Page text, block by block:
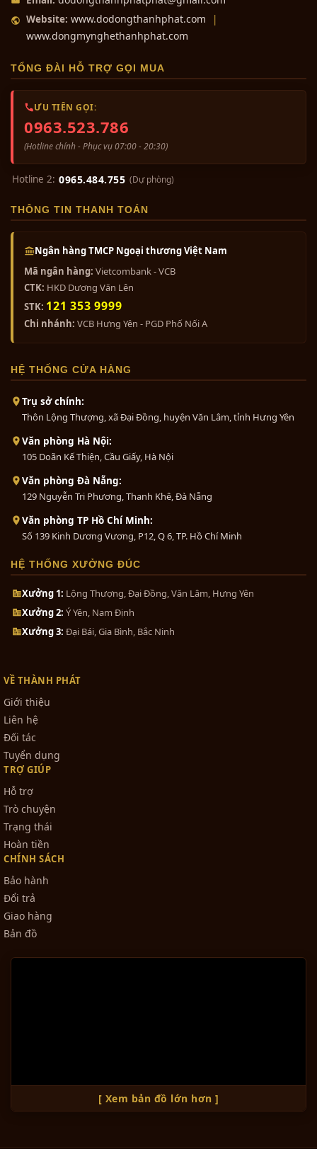
Website: www.dodongthanhphat.com |
www.dongmynghethanhphat.com
TỔNG ĐÀI HỖ TRỢ GỌI MUA
ƯU TIÊN GỌI:
0963.523.786
(Hotline chính - Phục vụ 07:00 - 20:30)
Hotline 2: 0965.484.755 (Dự phòng)
THÔNG TIN THANH TOÁN
Ngân hàng TMCP Ngoại thương Việt Nam
Mã ngân hàng: Vietcombank - VCB
CTK: HKD Dương Văn Lên
STK: 121 353 9999
Chi nhánh: VCB Hưng Yên - PGD Phố Nối A
HỆ THỐNG CỬA HÀNG
Trụ sở chính:
Thôn Lộng Thượng, xã Đại Đồng, huyện Văn Lâm, tỉnh Hưng Yên
Văn phòng Hà Nội:
105 Doãn Kế Thiện, Cầu Giấy, Hà Nội
Văn phòng Đà Nẵng:
129 Nguyễn Tri Phương, Thanh Khê, Đà Nẵng
Văn phòng TP Hồ Chí Minh:
Số 139 Kinh Dương Vương, P12, Q 6, TP. Hồ Chí Minh
HỆ THỐNG XƯỞNG ĐÚC
Xưởng 1: Lộng Thượng, Đại Đồng, Văn Lâm, Hưng Yên
Xưởng 2: Ý Yên, Nam Định
Xưởng 3: Đại Bái, Gia Bình, Bắc Ninh
VỀ THÀNH PHÁT
Giới thiệu
Liên hệ
Đối tác
Tuyển dụng
TRỢ GIÚP
Hỗ trợ
Trò chuyện
Trạng thái
Hoàn tiền
CHÍNH SÁCH
Bảo hành
Đổi trả
Giao hàng
Bản đồ
[ Xem bản đồ lớn hơn ]